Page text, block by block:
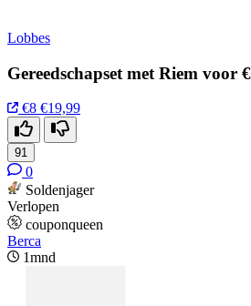
Lobbes
Gereedschapset met Riem voor
€8 €19,99
91
0
Soldenjager
Verlopen
couponqueen
Berca
1mnd